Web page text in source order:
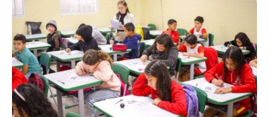
“Hoje entregamos mais de 2 mil policiais
militares ao estado de Pernambuco. Esse é